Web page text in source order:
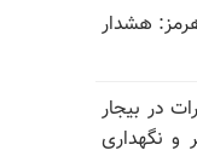
هرمز: هشدار
در بیجار
و نگهداری